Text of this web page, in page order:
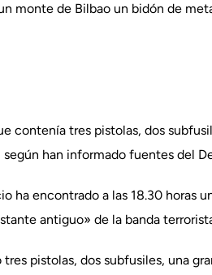
monte de Bilbao un bidón de
contenía tres pistolas, dos
han informado fuentes del
ha encontrado a las 18.30 horas
antiguo» de la banda
pistolas, dos subfusiles, una